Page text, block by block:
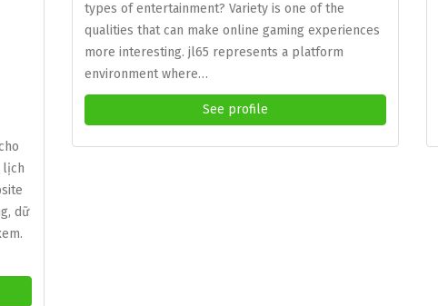
lịch
dữ
types of entertainment? Variety is one of the
qualities that can make online gaming experiences
more interesting. jl65 represents a platform
environment where…
See profile